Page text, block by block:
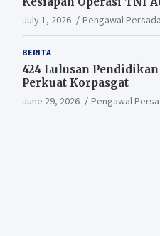
Kesehatan Andal
July 1, 2026 Pengawal Persada
BERITA
424 Lulusan
Perkuat Korpasgat
June 29, 2026 Pengawal